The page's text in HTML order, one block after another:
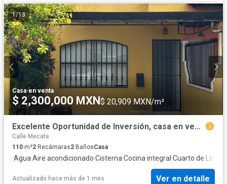
1/13
Casa·en venta
$ 2,300,000 MXN$ 20,909 MXN/m²
Excelente Oportunidad de Inversión, casa en venta.
Calle Mecate
110 m²2 Recámaras2 BañosCasa
·Agua·Aire acondicionado·Cisterna·Cocina integral·Cuarto de
Actualizado hace más de 1 mes Ver en detalle